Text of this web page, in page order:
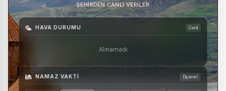
ŞEHIRDEN CANLI VERILER
HAVA DURUMU Canlı
Alınamadı
NAMAZ VAKTI Diyanet